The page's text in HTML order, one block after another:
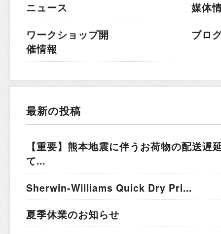
ニュース
ワークショップ開
催情報
媒体
ブロ
最新の投稿
【重要】熊本地震に伴うお荷物の配送遅
て...
Sherwin-Williams Quick Dry Pri...
夏季休業のお知らせ